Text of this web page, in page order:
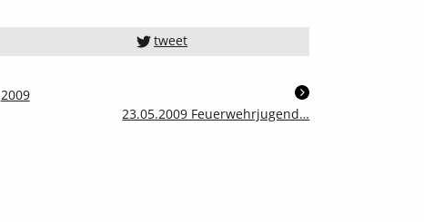
tweet
2009
23.05.2009 Feuerwehrjugend…